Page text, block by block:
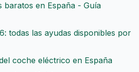
baratos en España - Guía
todas las ayudas disponibles por
coche eléctrico en España